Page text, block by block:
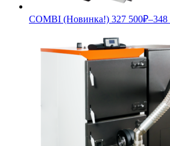
COMBI (Новинка!) 327 500₽–348